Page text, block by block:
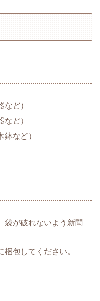
ど）
など）
鉢など）
袋が破れないよう新聞
包してください。